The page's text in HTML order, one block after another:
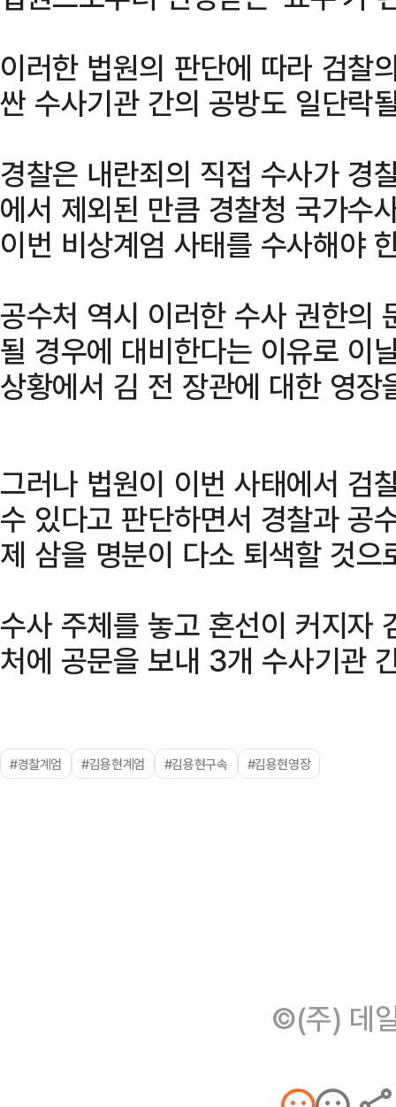
이러한 법원의 판단에 따라 검찰
싼 수사기관 간의 공방도 일단락
경찰은 내란죄의 직접 수사가 경
에서 제외된 만큼 경찰청 국가수
이번 비상계엄 사태를 수사해야
공수처 역시 이러한 수사 권한의
될 경우에 대비한다는 이유로 이
상황에서 김 전 장관에 대한 영
그러나 법원이 이번 사태에서 검
수 있다고 판단하면서 경찰과 공
제 삼을 명분이 다소 퇴색할 것으
수사 주체를 놓고 혼선이 커지자
처에 공문을 보내 3개 수사기관
#경찰계엄 #김용현계엄 #김용현구속 #김용현영장
©(주) 데